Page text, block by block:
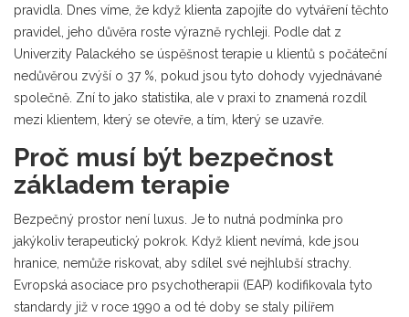
pravidla. Dnes víme, že když klienta zapojíte do vytváření těchto
pravidel, jeho důvěra roste výrazně rychleji. Podle dat z
Univerzity Palackého se úspěšnost terapie u klientů s počáteční
nedůvěrou zvýší o 37 %, pokud jsou tyto dohody vyjednávané
společně. Zní to jako statistika, ale v praxi to znamená rozdíl
mezi klientem, který se otevře, a tím, který se uzavře.
Proč musí být bezpečnost
základem terapie
Bezpečný prostor není luxus. Je to nutná podmínka pro
jakýkoliv terapeutický pokrok. Když klient nevímá, kde jsou
hranice, nemůže riskovat, aby sdílel své nejhlubší strachy.
Evropská asociace pro psychotherapii (EAP) kodifikovala tyto
standardy již v roce 1990 a od té doby se staly pilířem